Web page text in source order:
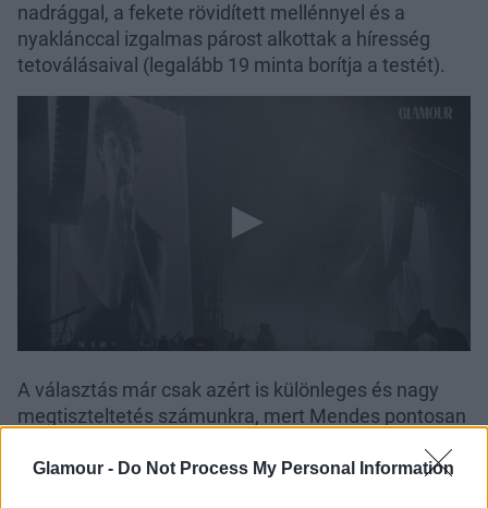
Glamour - Do Not Process My Personal Information
nadrággal, a fekete rövidített mellénnyel és a
nyaklánccal izgalmas párost alkottak a híresség
tetoválásaival (legalább 19 minta borítja a testét).
A választás már csak azért is különleges és nagy
megtiszteltetés számunkra, mert Mendes pontosan
születésnapját. Egyébként There's Nothing Holdin'